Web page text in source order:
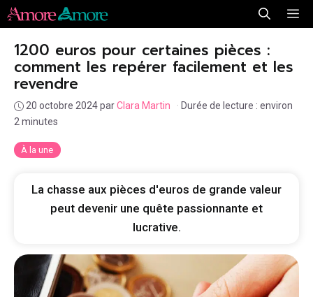
Aller
au
contenu
À la une
1200 euros pour certaines pièces :
comment les repérer facilement et les
revendre
20 octobre 2024parClara Martin · Durée de lecture : environ
2 minutes
La chasse aux pièces d'euros de grande valeur
peut devenir une quête passionnante et
lucrative.